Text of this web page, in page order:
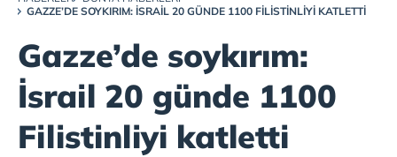
GAZZE’DE SOYKIRIM: İSRAIL 20 GÜNDE 1100 FILISTINLIYI KATLETTI
Gazze’de soykırım:
İsrail 20 günde 1100
Filistinliyi katletti